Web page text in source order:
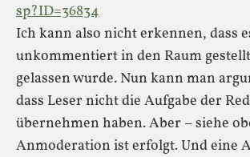
sp?ID=36834
Ich kann also nicht erkennen, dass
unkommentiert in den Raum
gelassen wurde. Nun kann man
dass Leser nicht die Aufgabe der
übernehmen haben. Aber – siehe
Anmoderation ist erfolgt. Und eine